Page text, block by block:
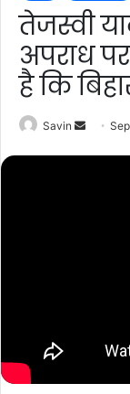
तेजस्वी
अपराध
है कि
Savin
Send